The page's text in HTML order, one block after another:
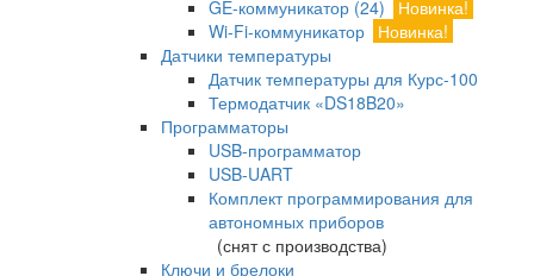
GE-коммуникатор (24)
Новинка!
Wi-Fi-коммуникатор Новинка!
Датчики температуры
Датчик температуры для Курс-100
Термодатчик «DS18B20»
Программаторы
USB-программатор
USB-UART
Комплект программирования для
автономных приборов
(снят с производства)
Ключи и брелоки